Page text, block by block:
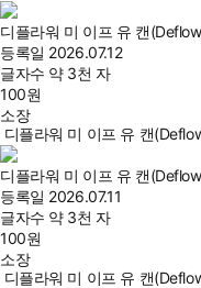
디플라워 미 이프 유 캔
등록일 2026.07.12
글자수 약 3천 자
100원
소장
디플라워 미 이프 유 캔
디플라워 미 이프 유 캔
등록일 2026.07.11
글자수 약 3천 자
100원
소장
디플라워 미 이프 유 캔